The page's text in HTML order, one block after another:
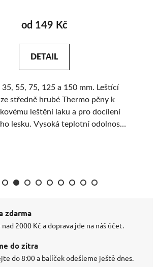
od 149 Kč
DETAIL
35, 55, 75, 125 a 150 mm. Leštící
středně hrubé Thermo pěny k
leštění laku a pro docílení
teplotní odolnost.
zdarma
2000 Kč a doprava jde na náš účet.
do zítra
do 8:00 a balíček odešleme ještě dnes.